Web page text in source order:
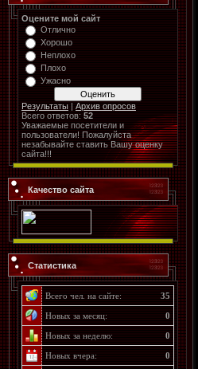
Оцените мой сайт
Отлично
Хорошо
Неплохо
Плохо
Ужасно
Результаты
Архив опросов
Всего ответов: 52
Уважаемые посетители и
пользователи! Пожалуйста
незабывайте ставить Вашу оценку
сайта!!!
Качество сайта
Статистика
Всего чел. на сайте: 35
Новых за месяц: 0
Новых за неделю: 0
Новых вчера: 0